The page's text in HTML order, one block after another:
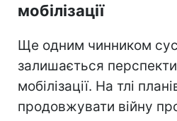
мобілізації
Ще одним чинником
залишається
мобілізації. На тлі
продовжувати війну